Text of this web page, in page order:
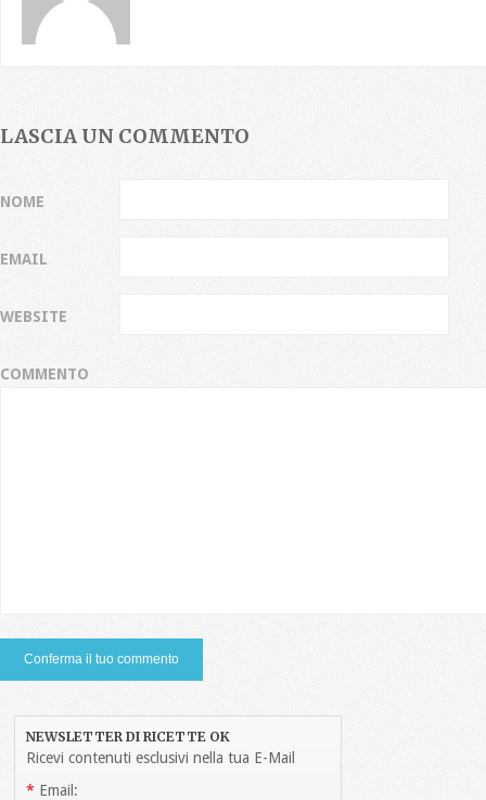
LASCIA UN COMMENTO
NOME
EMAIL
WEBSITE
COMMENTO
NEWSLETTER DI RICETTE OK
Ricevi contenuti esclusivi nella tua E-Mail
* Email: